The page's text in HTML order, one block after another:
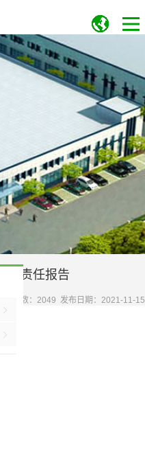
社会责任报告
点击次数： 2049 发布日期：2021-11-